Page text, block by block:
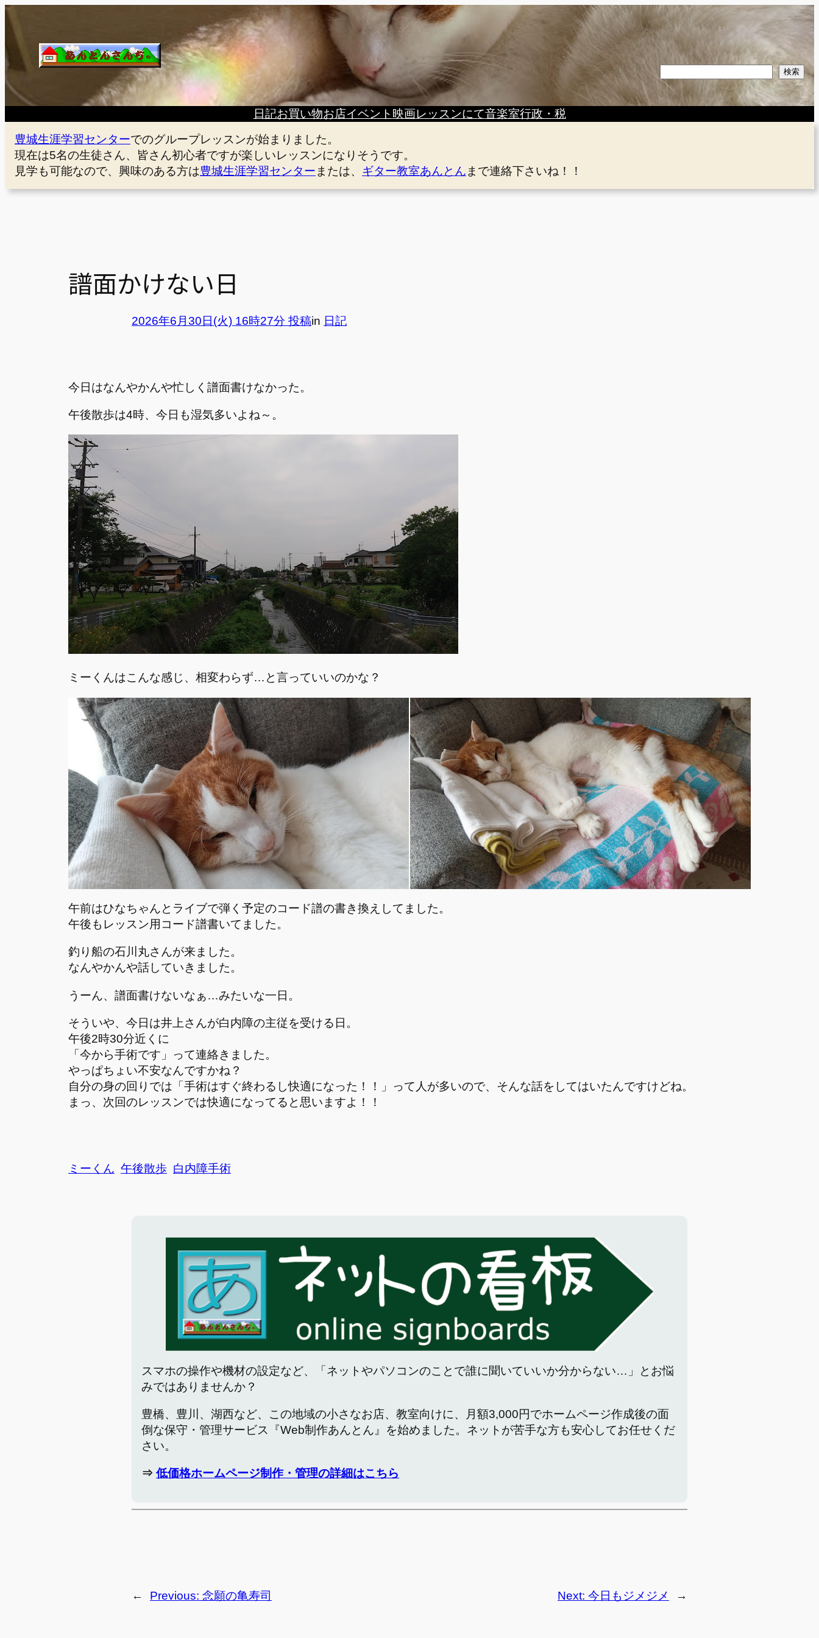
内
容
ス
キ
ッ
プ
索
検索
日記お買い物お店イベント 映画レッスンにて音楽室行政・税
豊城生涯学習センターでのグループレッスンが始まりました。
現在は5名の生徒さん、皆さん初心者ですが楽しいレッスンになりそうです。
見学も可能なので、興味のある方は豊城生涯学習センター または、 ギター教室あんとん まで連絡下さいね！！
譜面かけない日
2026年6月30日(火) 16時27分 投稿in 日記
今日はなんやかんや忙しく譜面書けなかった。
午後散歩は4時、今日も湿気多いよね～。
ミーくんはこんな感じ、相変わらず…と言っていいのかな？
午前はひなちゃんとライブで弾く予定のコード譜の書き換えしてました。
午後もレッスン用コード譜書いてました。
釣り船の石川丸さんが来ました。
なんやかんや話していきました。
うーん、譜面書けないなぁ…みたいな一日。
そういや、今日は井上さんが白内障の主従を受ける日。
午後2時30分近くに
「今から手術です」って連絡きました。
やっぱちょい不安なんですかね？
自分の身の回りでは「手術はすぐ終わるし快適になった！！」って人が多いので、そんな話をしてはいたんですけどね。
まっ、次回のレッスンでは快適になってると思いますよ！！
ミーくん 午後散歩 白内障手術
スマホの操作や機材の設定など、「ネットやパソコンのことで誰に聞いていいか分からない…」とお悩
みではありませんか？
豊橋、豊川、湖西など、この地域の小さなお店、教室向けに、月額3,000円でホームページ作成後の面
倒な保守・管理サービス『Web制作あんとん』を始めました。ネットが苦手な方も安心してお任せくだ
さい。
⇒ 低価格ホームページ制作・管理の詳細はこちら
← Previous: 念願の亀寿司 Next: 今日もジメジメ →